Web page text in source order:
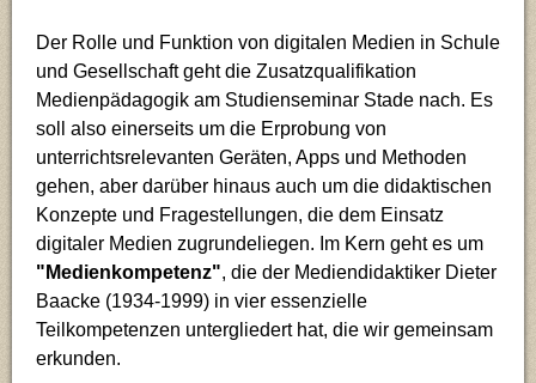
Informatik (If)
Kunst (Ku)
Mathematik (Ma)
Musik (Mu)
Philosophie (Phil)
Physik (Ph)
Der Rolle und Funktion von digitalen Medien in Schule
und Gesellschaft geht die Zusatzqualifikation
Medienpädagogik am Studienseminar Stade nach. Es
soll also einerseits um die Erprobung von
unterrichtsrelevanten Geräten, Apps und Methoden
gehen, aber darüber hinaus auch um die didaktischen
Konzepte und Fragestellungen, die dem Einsatz
digitaler Medien zugrundeliegen. Im Kern geht es um
"Medienkompetenz", die der Mediendidaktiker Dieter
Baacke (1934-1999) in vier essenzielle
Teilkompetenzen untergliedert hat, die wir gemeinsam
erkunden.